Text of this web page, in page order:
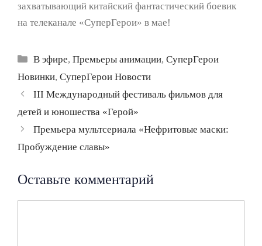
захватывающий китайский фантастический боевик
на телеканале «СуперГерои» в мае!
Рубрики
В эфире,Премьеры анимации,СуперГерои
Новинки, СуперГерои Новости
Навигация
записи
III Международный фестиваль фильмов для
детей и юношества «Герой»
Премьера мультсериала «Нефритовые маски:
Пробуждение славы»
Оставьте комментарий